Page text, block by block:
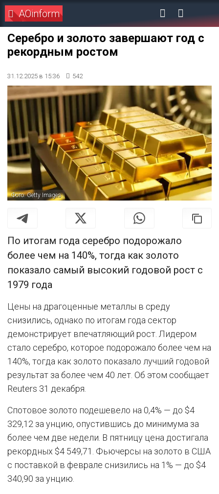
AOinform
Серебро и золото завершают год с
рекордным ростом
31.12.2025 в 15:36 542
Фото: Getty Images
По итогам года серебро подорожало
более чем на 140%, тогда как золото
показало самый высокий годовой рост с
1979 года
Цены на драгоценные металлы в среду
снизились, однако по итогам года сектор
демонстрирует впечатляющий рост. Лидером
стало серебро, которое подорожало более чем на
140%, тогда как золото показало лучший годовой
результат за более чем 40 лет. Об этом сообщает
Reuters 31 декабря.
Спотовое золото подешевело на 0,4% — до $4
329,12 за унцию, опустившись до минимума за
более чем две недели. В пятницу цена достигала
рекордных $4 549,71. Фьючерсы на золото в США
с поставкой в феврале снизились на 1% — до $4
340,90 за унцию.